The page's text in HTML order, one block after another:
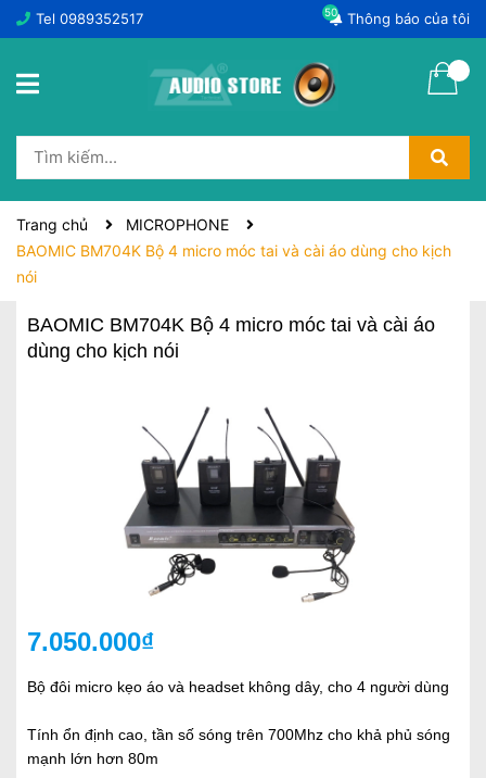
Tel 0989352517 Thông báo của tôi
50
Trang chủ
MICROPHONE
BAOMIC BM704K Bộ 4 micro móc tai và cài áo dùng cho kịch
nói
BAOMIC BM704K Bộ 4 micro móc tai và cài áo
dùng cho kịch nói
7.050.000₫
Bộ đôi micro kẹo áo và headset không dây, cho 4 người dùng
Tính ổn định cao, tần số sóng trên 700Mhz cho khả phủ sóng
mạnh lớn hơn 80m